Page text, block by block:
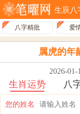
生辰八
八字精批 爱
属虎的年
2026-01-
生肖运势 八
您的姓名